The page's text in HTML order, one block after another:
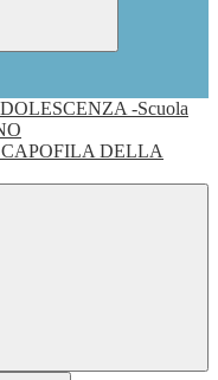
CAPOFILA DELLA